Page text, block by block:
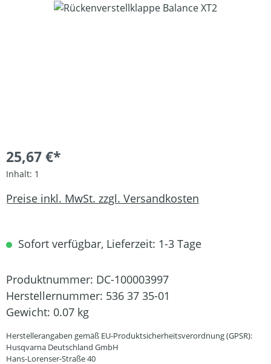
Bildergalerie überspringen
25,67 €*
Inhalt: 1
Preise inkl. MwSt. zzgl. Versandkosten
Sofort verfügbar, Lieferzeit: 1-3 Tage
Produktnummer: DC-100003997
Herstellernummer: 536 37 35-01
Gewicht: 0.07 kg
Herstellerangaben gemäß EU-Produktsicherheitsverordnung (GPSR):
Husqvarna Deutschland GmbH
Hans-Lorenser-Straße 40